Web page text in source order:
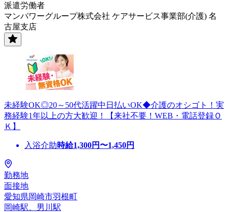
派遣労働者
マンパワーグループ株式会社 ケアサービス事業部(介護) 名
古屋支店
未経験OK◎20～50代活躍中日払いOK◆介護のオシゴト！実
務経験1年以上の方大歓迎！【来社不要！WEB・電話登録Ｏ
Ｋ】
入浴介助時給1,300円〜1,450円
勤務地
面接地
愛知県岡崎市羽根町
岡崎駅、男川駅